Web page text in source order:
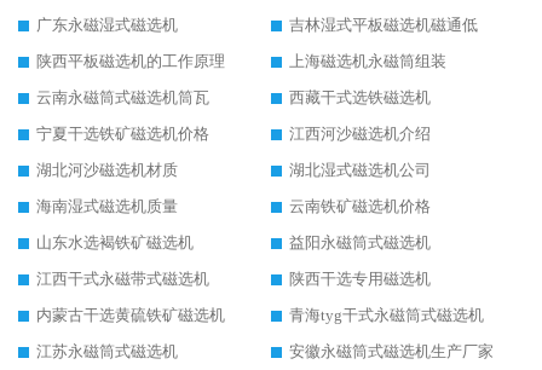
广东永磁湿式磁选机
吉林湿式平板磁选机磁通低
陕西平板磁选机的工作原理
上海磁选机永磁筒组装
云南永磁筒式磁选机筒瓦
西藏干式选铁磁选机
宁夏干选铁矿磁选机价格
江西河沙磁选机介绍
湖北河沙磁选机材质
湖北湿式磁选机公司
海南湿式磁选机质量
云南铁矿磁选机价格
山东水选褐铁矿磁选机
益阳永磁筒式磁选机
江西干式永磁带式磁选机
陕西干选专用磁选机
内蒙古干选黄硫铁矿磁选机
青海tyg干式永磁筒式磁选机
江苏永磁筒式磁选机
安徽永磁筒式磁选机生产厂家